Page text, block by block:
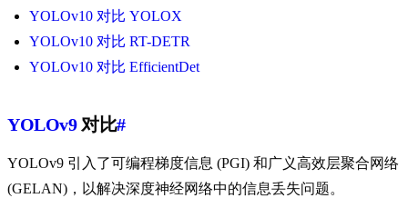
YOLOv10 对比 YOLOX
YOLOv10 对比 RT-DETR
YOLOv10 对比 EfficientDet
YOLOv9对比#
YOLOv9 引入了可编程梯度信息 (PGI) 和广义高效层聚合网络
(GELAN)，以解决深度神经网络中的信息丢失问题。